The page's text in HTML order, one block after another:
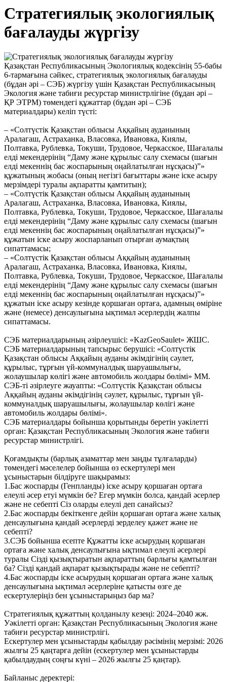
Стратегиялық экологиялық
бағалауды жүргізу
Қазақстан Республикасының Экологиялық кодексінің 55-бабы
6-тармағына сәйкес, стратегиялық экологиялық бағалауды
(бұдан әрі – СЭБ) жүргізу үшін Қазақстан Республикасының
Экология және табиғи ресурстар министрлігіне (бұдан әрі –
ҚР ЭТРМ) төмендегі құжаттар (бұдан әрі – СЭБ
материалдары) келіп түсті:
– «Солтүстік Қазақстан облысы Аққайың ауданының
Аралагаш, Астраханка, Власовка, Ивановка, Киялы,
Полтавка, Рублевка, Токуши, Трудовое, Черкасское, Шағалалы
елді мекендерінің “Даму және құрылыс салу схемасы (шағын
елді мекеннің бас жоспарының оңайлатылған нұсқасы)”»
құжатының жобасы (оның негізгі бағыттары және іске асыру
мерзімдері туралы ақпаратты қамтитын);
– «Солтүстік Қазақстан облысы Аққайың ауданының
Аралагаш, Астраханка, Власовка, Ивановка, Киялы,
Полтавка, Рублевка, Токуши, Трудовое, Черкасское, Шағалалы
елді мекендерінің “Даму және құрылыс салу схемасы (шағын
елді мекеннің бас жоспарының оңайлатылған нұсқасы)”»
құжатын іске асыру жоспарланып отырған аумақтың
сипаттамасы;
– «Солтүстік Қазақстан облысы Аққайың ауданының
Аралагаш, Астраханка, Власовка, Ивановка, Киялы,
Полтавка, Рублевка, Токуши, Трудовое, Черкасское, Шағалалы
елді мекендерінің “Даму және құрылыс салу схемасы (шағын
елді мекеннің бас жоспарының оңайлатылған нұсқасы)”»
құжатын іске асыру кезінде қоршаған ортаға, адамның өміріне
және (немесе) денсаулығына ықтимал әсерлердің жалпы
сипаттамасы.
СЭБ материалдарының әзірлеушісі: «KazGeoSaulet» ЖШС.
СЭБ материалдарының тапсырыс берушісі: «Солтүстік
Қазақстан облысы Аққайың ауданы әкімдігінің сәулет,
құрылыс, тұрғын үй-коммуналдық шаруашылығы,
жолаушылар көлігі және автомобиль жолдары бөлімі» ММ.
СЭБ-ті әзірлеуге жауапты: «Солтүстік Қазақстан облысы
Аққайың ауданы әкімдігінің сәулет, құрылыс, тұрғын үй-
коммуналдық шаруашылығы, жолаушылар көлігі және
автомобиль жолдары бөлімі».
СЭБ материалдары бойынша қорытынды беретін уәкілетті
орган: Қазақстан Республикасының Экология және табиғи
ресурстар министрлігі.
Қоғамдықты (барлық азаматтар мен заңды тұлғаларды)
төмендегі мәселелер бойынша өз ескертулері мен
ұсыныстарын білдіруге шақырамыз:
1.Бас жоспарды (Генпланды) іске асыру қоршаған ортаға
елеулі әсер етуі мүмкін бе? Егер мүмкін болса, қандай әсерлер
және не себепті Сіз оларды елеулі деп санайсыз?
2.Бас жоспарды бекіткенге дейін қоршаған ортаға және халық
денсаулығына қандай әсерлерді зерделеу қажет және не
себепті?
3.СЭБ бойынша есепте Құжатты іске асырудың қоршаған
ортаға және халық денсаулығына ықтимал елеулі әсерлері
туралы Сізді қызықтыратын ақпараттың барлығы қамтылған
ба? Сізді қандай ақпарат қызықтырады және не себепті?
4.Бас жоспарды іске асырудың қоршаған ортаға және халық
денсаулығына ықтимал әсерлеріне қатысты өзге де
ескертулеріңіз бен ұсыныстарыңыз бар ма?
Стратегиялық құжаттың қолданылу кезеңі: 2024–2040 жж.
Уәкілетті орган: Қазақстан Республикасының Экология және
табиғи ресурстар министрлігі.
Ескертулер мен ұсыныстарды қабылдау рәсімінің мерзімі: 2026
жылғы 25 қаңтарға дейін (ескертулер мен ұсыныстарды
қабылдаудың соңғы күні – 2026 жылғы 25 қаңтар).
Байланыс деректері: